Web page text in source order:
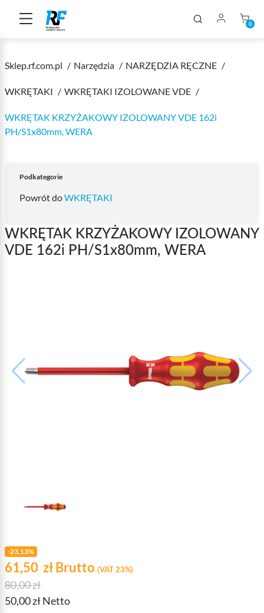
0
Sklep.rf.com.pl Narzędzia NARZĘDZIA RĘCZNE
WKRĘTAKI WKRĘTAKI IZOLOWANE VDE
WKRĘTAK KRZYŻAKOWY IZOLOWANY VDE 162i
PH/S1x80mm, WERA
Podkategorie
Powrót doWKRĘTAKI
WKRĘTAK KRZYŻAKOWY IZOLOWANY
VDE 162i PH/S1x80mm, WERA
-23,13%
Cena
zł
61,50 złBrutto (VAT 23%)
Cena podstawowa
80,00 zł
50,00 zł Netto